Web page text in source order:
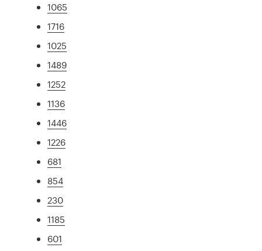
1065
1716
1025
1489
1252
1136
1446
1226
681
854
230
1185
601